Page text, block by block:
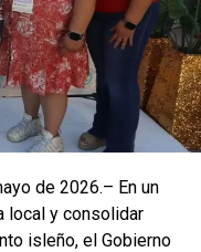
de 2026.– En un
local y consolidar
isleño, el Gobierno